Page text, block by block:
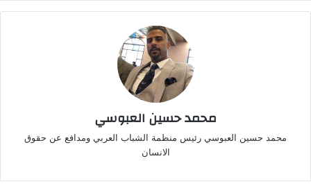
محمد حسين العبوسي
محمد حسين العبوسي رئيس منظمة الشباب العربي ومدافع عن حقوق
الانسان